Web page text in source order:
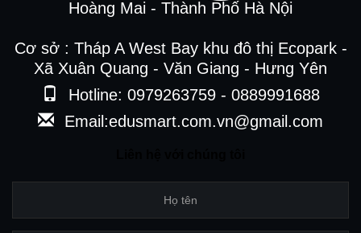
Hoàng Mai - Thành Phố Hà Nội
Cơ sở : Tháp A West Bay khu đô thị Ecopark -
Xã Xuân Quang - Văn Giang - Hưng Yên
Hotline: 0979263759 - 0889991688
Email:edusmart.com.vn@gmail.com